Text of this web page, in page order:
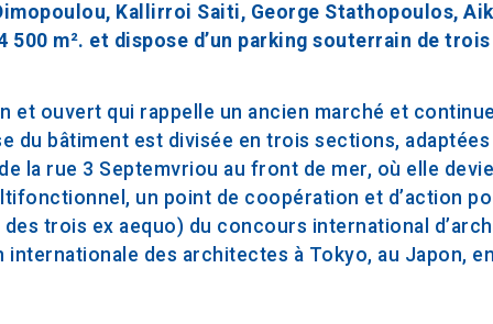
Kallirroi Saiti, George Stathopoulos,
m². et dispose d’un parking souterrain de
et ouvert qui rappelle un ancien marché et
du bâtiment est divisée en trois sections, adaptées
la rue 3 Septemvriou au front de mer, où elle
un point de coopération et d’action
trois ex aequo) du concours international
internationale des architectes à Tokyo, au Japon,